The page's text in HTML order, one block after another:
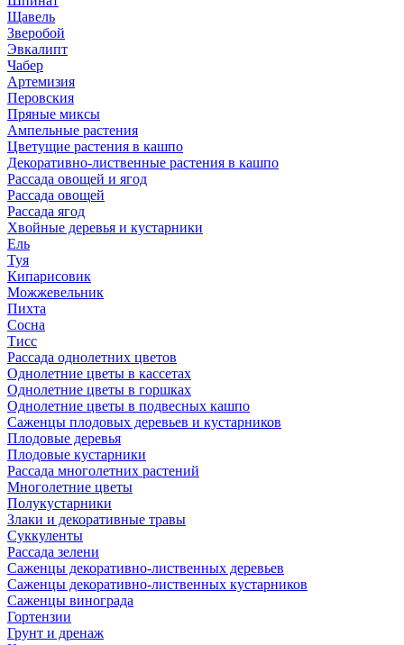
Щавель
Зверобой
Эвкалипт
Чабер
Артемизия
Перовския
Пряные миксы
Ампельные растения
Цветущие растения в кашпо
Декоративно-лиственные растения в кашпо
Рассада овощей и ягод
Рассада овощей
Рассада ягод
Хвойные деревья и кустарники
Ель
Туя
Кипарисовик
Можжевельник
Пихта
Сосна
Тисc
Рассада однолетних цветов
Однолетние цветы в кассетах
Однолетние цветы в горшках
Однолетние цветы в подвесных кашпо
Саженцы плодовых деревьев и кустарников
Плодовые деревья
Плодовые кустарники
Рассада многолетних растений
Многолетние цветы
Полукустарники
Злаки и декоративные травы
Суккуленты
Рассада зелени
Саженцы декоративно-лиственных деревьев
Саженцы декоративно-лиственных кустарников
Саженцы винограда
Гортензии
Грунт и дренаж